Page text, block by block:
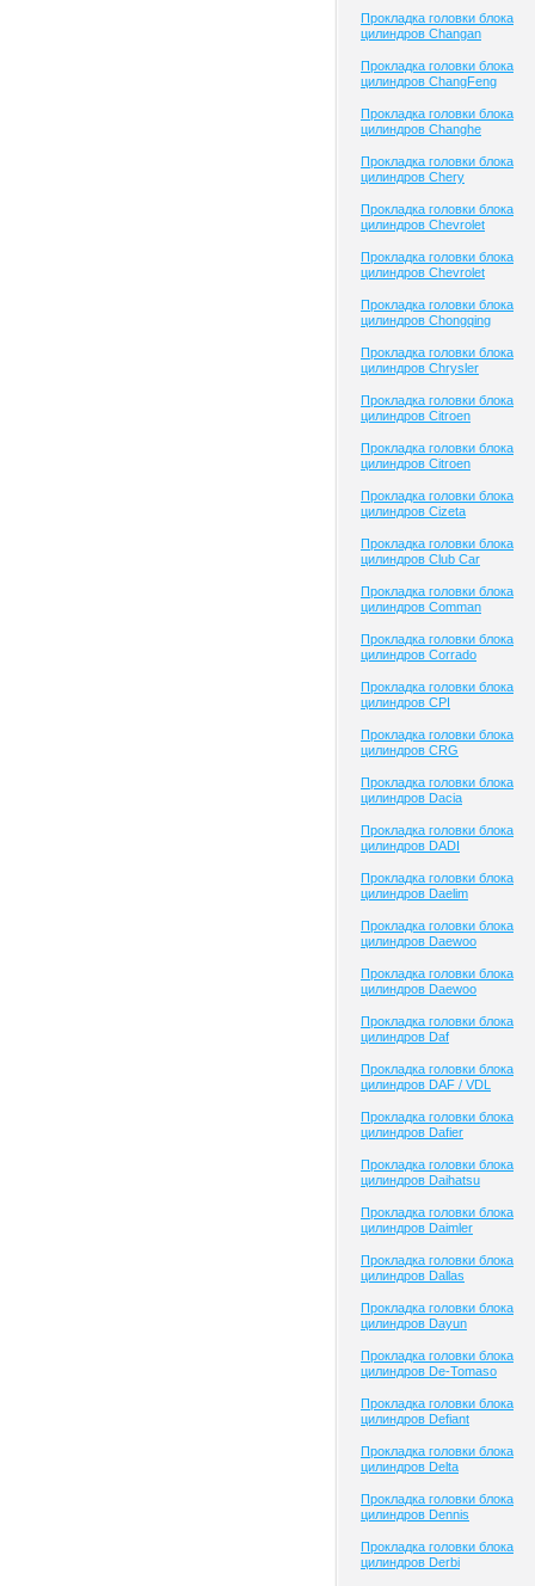
Прокладка головки блока
цилиндров Changan
Прокладка головки блока
цилиндров ChangFeng
Прокладка головки блока
цилиндров Changhe
Прокладка головки блока
цилиндров Chery
Прокладка головки блока
цилиндров Chevrolet
Прокладка головки блока
цилиндров Chevrolet
Прокладка головки блока
цилиндров Chongqing
Прокладка головки блока
цилиндров Chrysler
Прокладка головки блока
цилиндров Citroen
Прокладка головки блока
цилиндров Citroen
Прокладка головки блока
цилиндров Cizeta
Прокладка головки блока
цилиндров Club Сar
Прокладка головки блока
цилиндров Comman
Прокладка головки блока
цилиндров Corrado
Прокладка головки блока
цилиндров CPI
Прокладка головки блока
цилиндров CRG
Прокладка головки блока
цилиндров Dacia
Прокладка головки блока
цилиндров DADI
Прокладка головки блока
цилиндров Daelim
Прокладка головки блока
цилиндров Daewoo
Прокладка головки блока
цилиндров Daewoo
Прокладка головки блока
цилиндров Daf
Прокладка головки блока
цилиндров DAF / VDL
Прокладка головки блока
цилиндров Dafier
Прокладка головки блока
цилиндров Daihatsu
Прокладка головки блока
цилиндров Daimler
Прокладка головки блока
цилиндров Dallas
Прокладка головки блока
цилиндров Dayun
Прокладка головки блока
цилиндров De-Tomaso
Прокладка головки блока
цилиндров Defiant
Прокладка головки блока
цилиндров Delta
Прокладка головки блока
цилиндров Dennis
Прокладка головки блока
цилиндров Derbi